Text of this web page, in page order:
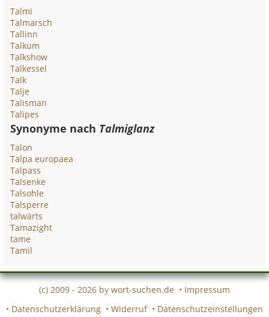
Talmi
Talmarsch
Tallinn
Talkum
Talkshow
Talkessel
Talk
Talje
Talisman
Talipes
Synonyme nach Talmiglanz
Talon
Talpa europaea
Talpass
Talsenke
Talsohle
Talsperre
talwärts
Tamazight
tame
Tamil
(c) 2009 - 2026 by wort-suchen.de • Impressum
• Datenschutzerklärung • Widerruf • Datenschutzeinstellungen